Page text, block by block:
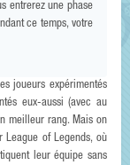
entrerez une phase
ce temps, votre
joueurs expérimentés
eux-aussi (avec au
meilleur rang. Mais on
League of Legends, où
leur équipe sans